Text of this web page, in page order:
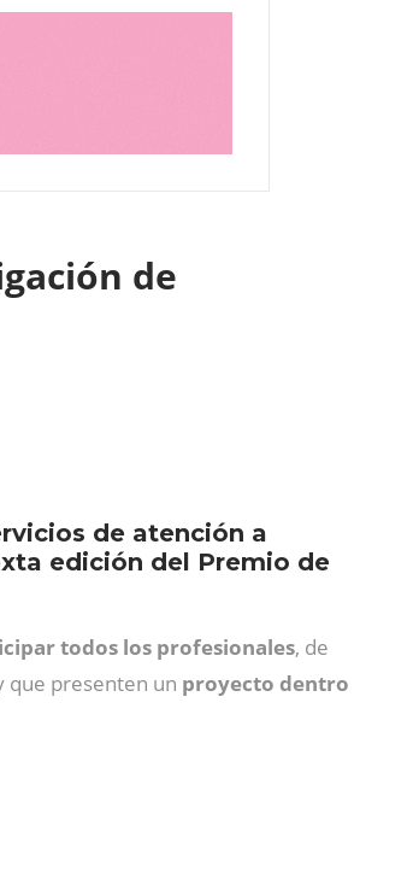
de
de atención a
edición del Premio de
todos los profesionales, de
que presenten un proyecto dentro